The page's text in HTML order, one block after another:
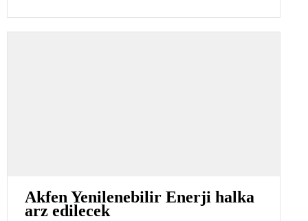
Akfen Yenilenebilir Enerji halka
arz edilecek